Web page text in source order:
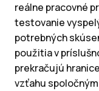
reálne pracovné
testovanie
potrebných
použitia v
prekračujú
vzťahu